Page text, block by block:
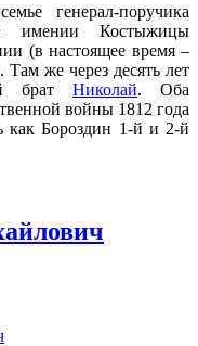
генерал-поручика
имении Костыжицы
(в настоящее время –
же через десять лет
братНиколай. Оба
войны 1812 года
как Бороздин 1-й и 2-й